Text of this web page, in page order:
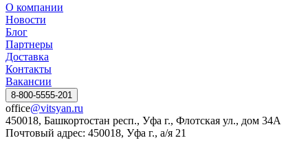
О компании
Новости
Блог
Партнеры
Доставка
Контакты
Вакансии
8-800-5555-201
office@vitsyan.ru
450018, Башкортостан респ., Уфа г., Флотская ул., дом 34А
Почтовый адрес: 450018, Уфа г., а/я 21